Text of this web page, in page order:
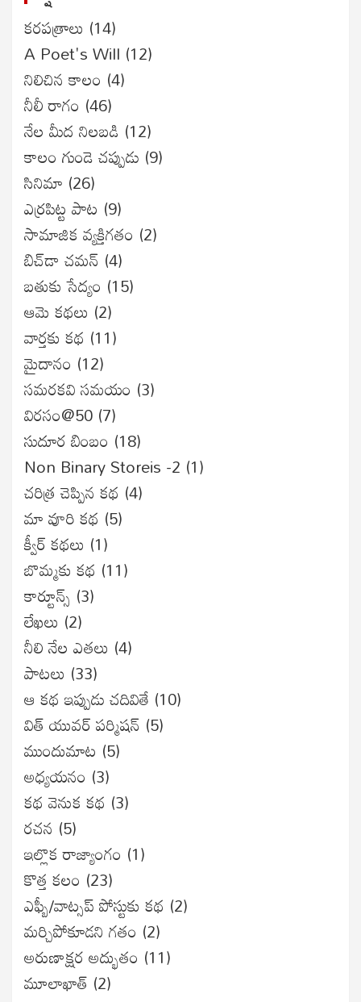
కరపత్రాలు (14)
A Poet's Will (12)
నిలిచిన కాలం (4)
నీలీ రాగం (46)
నేల మీద నిలబడి (12)
కాలం గుండె చప్పుడు (9)
సినిమా (26)
ఎర్రపిట్ట పాట (9)
సామాజిక వ్యక్తిగతం (2)
బిచ్‌డా చమన్ (4)
బతుకు సేద్యం (15)
ఆమె కథలు (2)
వార్తకు కథ (11)
మైదానం (12)
సమరకవి సమయం (3)
విరసం@50 (7)
సుదూర బింబం (18)
Non Binary Storeis -2 (1)
చరిత్ర చెప్పిన కథ (4)
మా వూరి కథ (5)
క్వీర్ కథలు (1)
బొమ్మకు కథ (11)
కార్టూన్స్ (3)
లేఖలు (2)
నీలి నేల ఎతలు (4)
పాటలు (33)
ఆ కథ ఇప్పుడు చదివితే (10)
విత్ యువర్ పర్మిషన్ (5)
ముందుమాట (5)
అధ్యయనం (3)
కథ వెనుక కథ (3)
రచన (5)
ఇల్లొక రాజ్యాంగం (1)
కొత్త కలం (23)
ఎఫ్బీ/వాట్సప్ పోస్టుకు కథ (2)
మర్చిపోకూడని గతం (2)
అరుణాక్షర అద్భుతం (11)
మూలాఖాత్ (2)